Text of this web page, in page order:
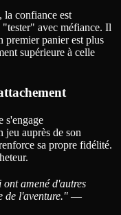
la confiance est
avec méfiance. Il
premier panier est plus
supérieure à celle
s'engage
jeu auprès de son
sa propre fidélité.
amené d'autres
de l'aventure." —